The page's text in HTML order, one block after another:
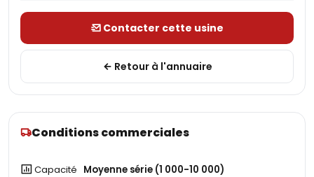
Contacter cette usine
Retour à l'annuaire
Conditions commerciales
Capacité Moyenne série (1 000-10 000)